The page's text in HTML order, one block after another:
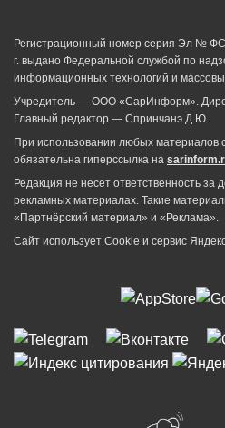
Регистрационный номер серия Эл №
г. выдано Федеральной службой по
информационных технологий и
Учредитель — ООО «СарИнформ».
Главный редактор — Спринчанэ Д.Ю.
При использовании любых
обязательна гиперссылка на
Редакция не несет ответственность за
рекламных материалах. Такие
«Партнёрский материал» и «Реклама».
Сайт использует Cookie и сервиc